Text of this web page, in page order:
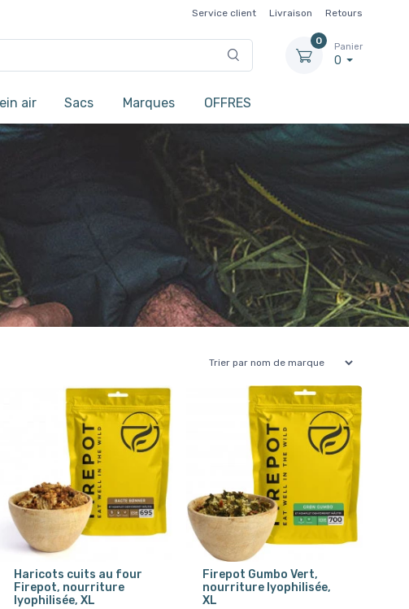
Service client Livraison Retours
0
Panier
0
air Sacs Marques OFFRES
Haricots cuits au four
Firepot, nourriture
lyophilisée, XL
Firepot Gumbo Vert,
nourriture lyophilisée,
XL